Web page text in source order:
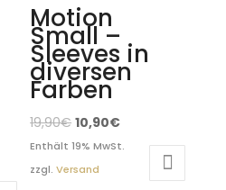
Motion
Small –
Sleeves in
diversen
Farben
19,90€ 10,90€
Enthält 19% MwSt.
zzgl.Versand